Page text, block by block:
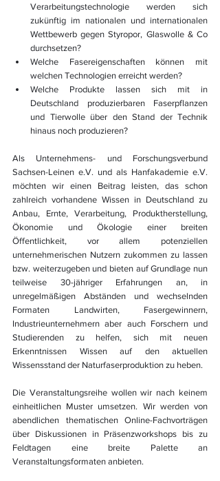
Verarbeitungstechnologie werden sich
zukünftig im nationalen und internationalen
Wettbewerb gegen Styropor, Glaswolle & Co
durchsetzen?
Welche Fasereigenschaften können mit
welchen Technologien erreicht werden?
Welche Produkte lassen sich mit in
Deutschland produzierbaren Faserpflanzen
und Tierwolle über den Stand der Technik
hinaus noch produzieren?
Als Unternehmens- und Forschungsverbund
Sachsen-Leinen e.V. und als Hanfakademie e.V.
möchten wir einen Beitrag leisten, das schon
zahlreich vorhandene Wissen in Deutschland zu
Anbau, Ernte, Verarbeitung, Produktherstellung,
Ökonomie und Ökologie einer breiten
Öffentlichkeit, vor allem potenziellen
unternehmerischen Nutzern zukommen zu lassen
bzw. weiterzugeben und bieten auf Grundlage nun
teilweise 30-jähriger Erfahrungen an, in
unregelmäßigen Abständen und wechselnden
Formaten Landwirten, Fasergewinnern,
Industrieunternehmern aber auch Forschern und
Studierenden zu helfen, sich mit neuen
Erkenntnissen Wissen auf den aktuellen
Wissensstand der Naturfaserproduktion zu heben.
Die Veranstaltungsreihe wollen wir nach keinem
einheitlichen Muster umsetzen. Wir werden von
abendlichen thematischen Online-Fachvorträgen
über Diskussionen in Präsenzworkshops bis zu
Feldtagen eine breite Palette an
Veranstaltungsformaten anbieten.